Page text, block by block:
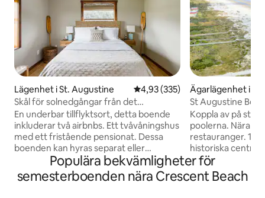
Lägenhet i St. Augustine 4,93 av 5 i genomsnittligt
4,93 (335)
Skål för solnedgångar från det
omgivande däcket i en kustnära oas
En underbar tillflyktsort, detta boende
inkluderar två airbnbs. Ett tvåvåningshus
med ett fristående pensionat. Dessa
boenden kan hyras separat eller
tillsammans, om tillgängligt. Detta
boende är utrymme är ca. 1 000
kvadratfot. Du får tillgång till den andra
Ägarlägenhet i
e
St Augustine
Koppla av på
poolerna. Nära
restauranger. 15
historiska
par, vänner,
minuters
stranden med
Populära bekvämligheter för
semesterboenden nära Crescent Beach